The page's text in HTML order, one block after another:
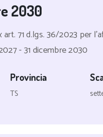
2030
art. 71 d.lgs. 36/2023 per
- 31 dicembre 2030
Provincia
TS